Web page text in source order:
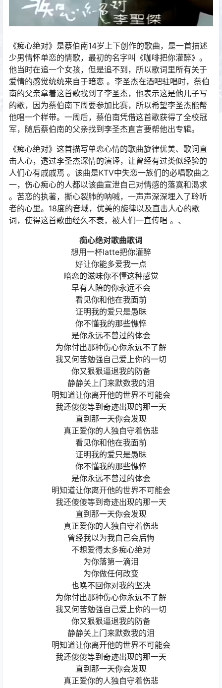
《痴心绝对》是蔡伯南14岁上下创作的歌曲，是一首描述
少男情怀单恋的情歌，最初的名字叫《咖啡把你灌醉》。
他当时在追一个女孩，但是追不到，所以歌词里所有关于
爱情的感觉统统来自于暗恋 。李圣杰在酒吧驻唱时，蔡伯
南的父亲拿着这首歌找到了李圣杰，他表示这是他儿子写
的歌，因为蔡伯南下周要参加比赛，所以希望李圣杰能帮
他唱一个样带。一周后，蔡伯南凭借这首歌获得了全校冠
军，随后蔡伯南的父亲找到李圣杰直言要帮他出专辑。
《痴心绝对》这首描写单恋心情的歌曲旋律优美、歌词直
击人心，透过李圣杰深情的演译，让曾经有过类似经验的
人们心有戚戚焉 。该曲是KTV中失恋一族们的必唱歌曲之
一，伤心痴心的人都以该曲宣泄自己对情感的落寞和渴求
。苦恋的执著，撕心裂肺的呐喊，一声声深深埋入了聆听
者的心里。18度的音域，优美的旋律以及直击人心的歌
词，使得这首歌曲经久不衰，被人们一直传唱 。、
痴心绝对歌曲歌词
想用一杯latte把你灌醉
好让你能多爱我一点
暗恋的滋味你不懂这种感觉
早有人陪的你永远不会
看见你和他在我面前
证明我的爱只是愚昧
你不懂我的那些憔悴
是你永远不曾过的体会
为你付出那种伤心你永远不了解
我又何苦勉强自己爱上你的一切
你又狠狠逼退我的防备
静静关上门来默数我的泪
明知道让你离开他的世界不可能会
我还傻傻等到奇迹出现的那一天
直到那一天你会发现
真正爱你的人独自守着伤悲
看见你和他在我面前
证明我的爱只是愚昧
你不懂我的那些憔悴
是你永远不曾过的体会
明知道让你离开他的世界不可能会
我还傻傻等到奇迹出现的那一天
直到那一天你会发现
真正爱你的人独自守着伤悲
曾经我以为我自己会后悔
不想爱得太多痴心绝对
为你落第一滴泪
为你做任何改变
也唤不回你对我的坚决
为你付出那种伤心你永远不了解
我又何苦勉强自己爱上你的一切
你又狠狠逼退我的防备
静静关上门来默数我的泪
明知道让你离开他的世界不可能会
我还傻傻等到奇迹出现的那一天
直到那一天你会发现
真正爱你的人独自守着伤悲